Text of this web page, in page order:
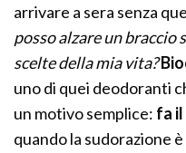
arrivare a sera senza
posso alzare un braccio
scelte della mia vita?
uno di quei deodoranti
un motivo semplice: fa
quando la sudorazione